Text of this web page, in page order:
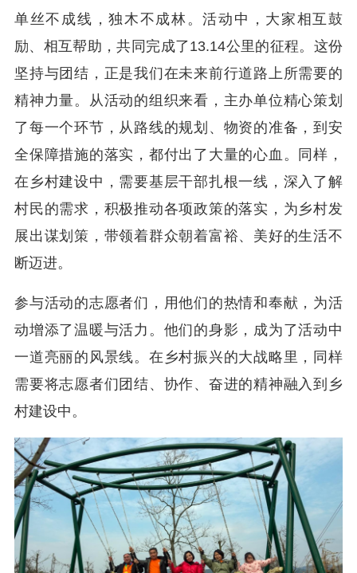
单丝不成线，独木不成林。活动中，大家相互鼓
励、相互帮助，共同完成了13.14公里的征程。这份
坚持与团结，正是我们在未来前行道路上所需要的
精神力量。从活动的组织来看，主办单位精心策划
了每一个环节，从路线的规划、物资的准备，到安
全保障措施的落实，都付出了大量的心血。同样，
在乡村建设中，需要基层干部扎根一线，深入了解
村民的需求，积极推动各项政策的落实，为乡村发
展出谋划策，带领着群众朝着富裕、美好的生活不
断迈进。
参与活动的志愿者们，用他们的热情和奉献，为活
动增添了温暖与活力。他们的身影，成为了活动中
一道亮丽的风景线。在乡村振兴的大战略里，同样
需要将志愿者们团结、协作、奋进的精神融入到乡
村建设中。